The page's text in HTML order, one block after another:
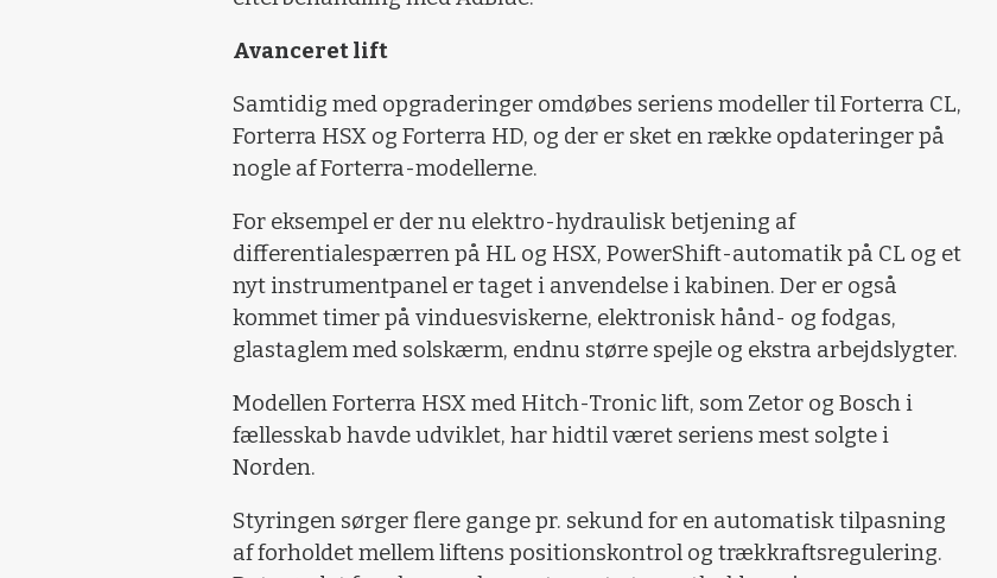
Avanceret lift
Samtidig med opgraderinger omdøbes seriens modeller til Forterra CL,
Forterra HSX og Forterra HD, og der er sket en række opdateringer på
nogle af Forterra-modellerne.
For eksempel er der nu elektro-hydraulisk betjening af
differentialespærren på HL og HSX, PowerShift-automatik på CL og et
nyt instrumentpanel er taget i anvendelse i kabinen. Der er også
kommet timer på vinduesviskerne, elektronisk hånd- og fodgas,
glastaglem med solskærm, endnu større spejle og ekstra arbejdslygter.
Modellen Forterra HSX med Hitch-Tronic lift, som Zetor og Bosch i
fællesskab havde udviklet, har hidtil været seriens mest solgte i
Norden.
Styringen sørger flere gange pr. sekund for en automatisk tilpasning
af forholdet mellem liftens positionskontrol og trækkraftsregulering.